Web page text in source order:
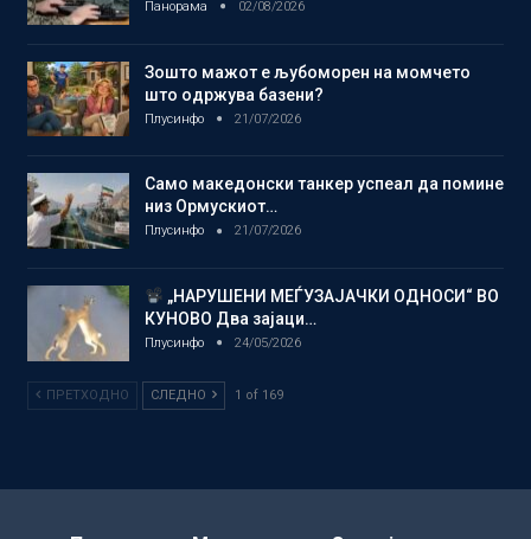
Панорама 02/08/2026
Зошто мажот е љубоморен на момчето
што одржува базени?
Плусинфо 21/07/2026
Само македонски танкер успеал да помине
низ Ормускиот…
Плусинфо 21/07/2026
„НАРУШЕНИ МЕЃУЗАЈАЧКИ ОДНОСИ“ ВО
КУНОВО Два зајаци…
Плусинфо 24/05/2026
ПРЕТХОДНО СЛЕДНО 1 of 169